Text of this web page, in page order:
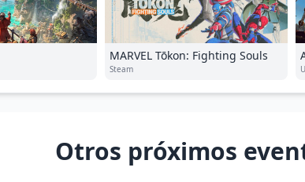
MARVEL Tōkon: Fighting Souls
Steam
Otros próximos